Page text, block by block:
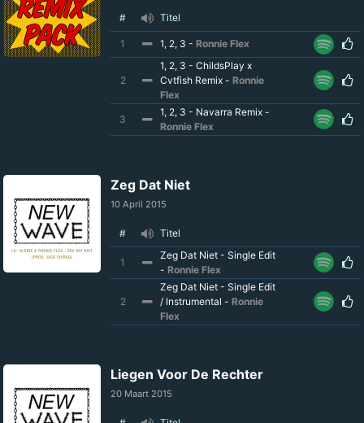
# Titel
1 1, 2, 3 - Ronnie Flex
2
1, 2, 3 - ChildsPlay x
Cvtfish Remix - Ronnie
Flex
3
1, 2, 3 - Navarra Remix -
Ronnie Flex
Zeg Dat Niet
10 April 2015
# Titel
1
Zeg Dat Niet - Single Edit
- Ronnie Flex
2
Zeg Dat Niet - Single Edit
/ Instrumental - Ronnie
Flex
Liegen Voor De Rechter
20 Maart 2015